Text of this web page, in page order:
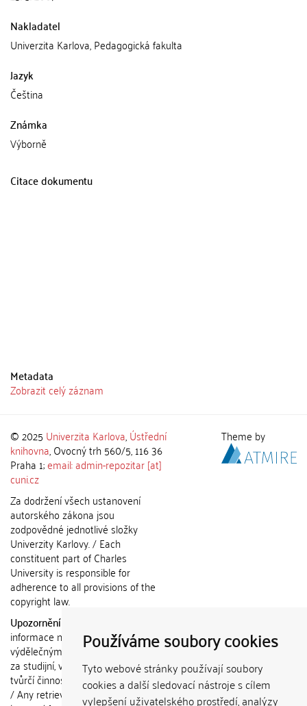
Používáme soubory cookies
Tyto webové stránky používají soubory
cookies a další sledovací nástroje s cílem
vylepšení uživatelského prostředí, analýzy
Nakladatel
Univerzita Karlova, Pedagogická fakulta
Jazyk
Čeština
Známka
Výborně
Citace dokumentu
Metadata
Zobrazit celý záznam
© 2025 Univerzita Karlova,Ústřední
knihovna, Ovocný trh 560/5, 116 36
Praha 1;email: admin-repozitar [at]
cuni.cz
Za dodržení všech ustanovení
autorského zákona jsou
zodpovědné jednotlivé složky
Univerzity Karlovy. / Each
constituent part of Charles
University is responsible for
adherence to all provisions of the
copyright law.
Upozornění / Notice:
informace nemohou být použity k
výdělečným účelům nebo vydávány
za studijní, vědeckou nebo jinou
tvůrčí činnost jiné osoby než autora.
/ Any retrieved information shall not
Theme by